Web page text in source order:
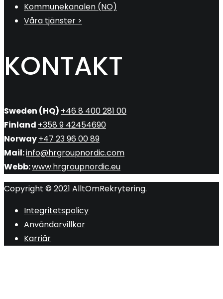
Kommunekanalen (NO)
Våra tjänster >
KONTAKT
Sweden (HQ) +46 8 400 281 00
Finland +358 9 42454690
Norway+47 23 96 00 89
Mail:info@hrgroupnordic.com
Webb:www.hrgroupnordic.eu
Copyright © 2021 AlltOmRekrytering.
Integritetspolicy
Användarvillkor
Karriär